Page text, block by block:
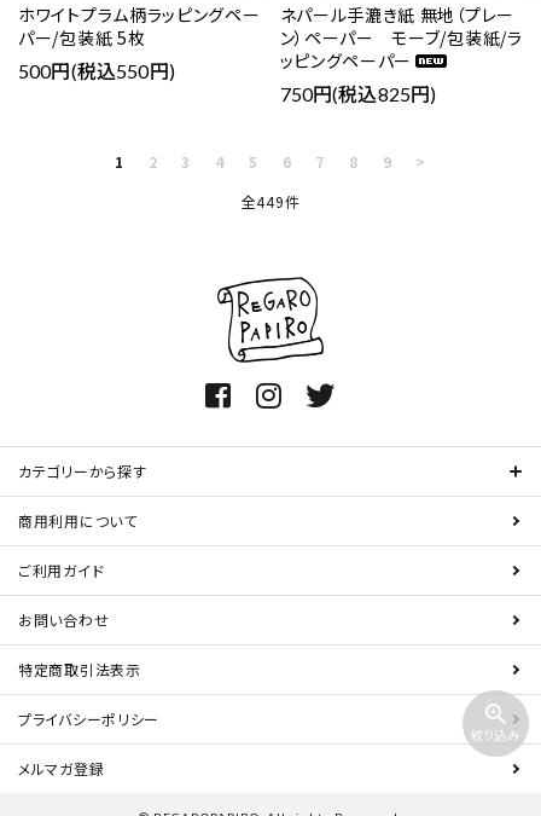
ホワイトプラム柄ラッピングペー
パー/包装紙 5枚
500円(税込550円)
ネパール手漉き紙 無地（プレー
ン）ペーパー モーブ/包装紙/ラ
ッピングペーパー
750円(税込825円)
1 2 3 4 5 6 7 8 9
>
全449件
zoom_in
絞り込み
カテゴリーから探す
商用利用について
ご利用ガイド
お問い合わせ
特定商取引法表示
プライバシーポリシー
メルマガ登録